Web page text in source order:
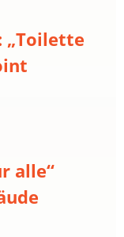
„Toilette
alle“